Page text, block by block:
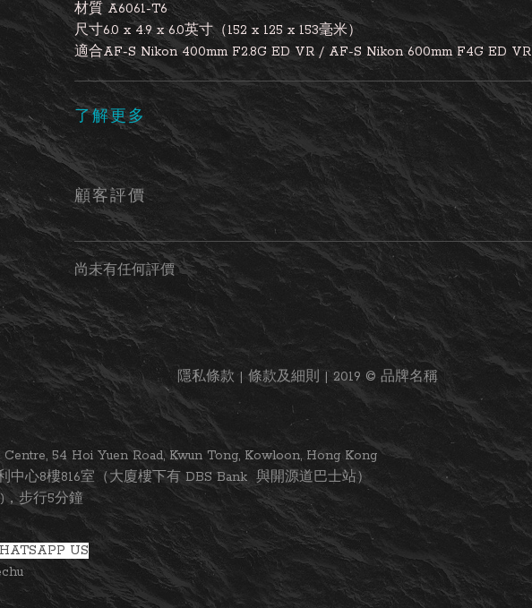
材質 A6061-T6
尺寸6.0 x 4.9 x 6.0英寸（152 x 125 x 153毫米）
適合AF-S Nikon 400mm F2.8G ED VR / AF-S Nikon 600mm F4G ED VR
了解更多
顧客評價
尚未有任何評價
隱私條款 | 條款及細則 | 2019 © 品牌名稱
54 Hoi Yuen Road, Kwun Tong, Kowloon, Hong Kong
中心8樓816室（大廈樓下有 DBS Bank 與開源道巴士站）
，步行5分鐘
US